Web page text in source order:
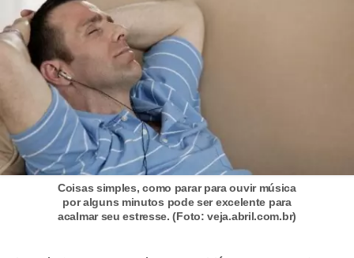
Coisas simples, como parar para ouvir música
por alguns minutos pode ser excelente para
acalmar seu estresse. (Foto: veja.abril.com.br)
o
R
u
p
a